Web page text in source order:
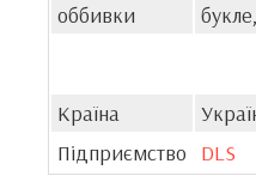
оббивки
Країна
Підприємство
DLS